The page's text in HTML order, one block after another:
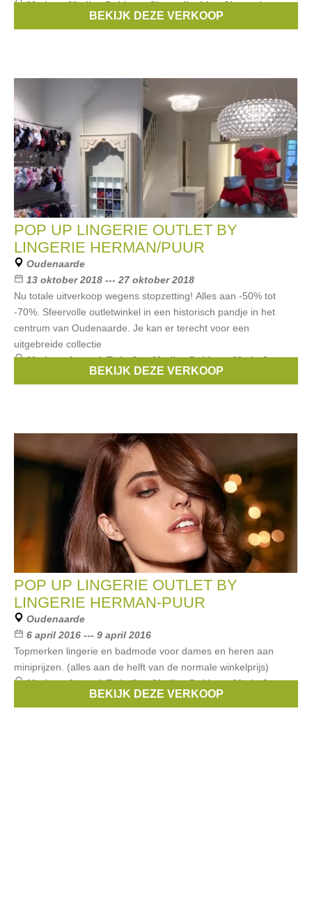
Merken:Marlies Dekkers,Chantelle,Lise Charmel,
passionata, ...
BEKIJK DEZE VERKOOP
POP UP LINGERIE OUTLET BY
LINGERIE HERMAN/PUUR
Oudenaarde
13 oktober 2018 --- 27 oktober 2018
Nu totale uitverkoop wegens stopzetting! Alles aan -50% tot
-70%. Sfeervolle outletwinkel in een historisch pandje in het
centrum van Oudenaarde. Je kan er terecht voor een
uitgebreide collectie
Merken:Armani,Twin Set,Marlies Dekkers,Marie Jo,
BEKIJK DEZE VERKOOP
POP UP LINGERIE OUTLET BY
LINGERIE HERMAN-PUUR
Oudenaarde
6 april 2016 --- 9 april 2016
Topmerken lingerie en badmode voor dames en heren aan
miniprijzen. (alles aan de helft van de normale winkelprijs)
Merken:Armani,Twin Set,Marlies Dekkers,Marie Jo,
BEKIJK DEZE VERKOOP